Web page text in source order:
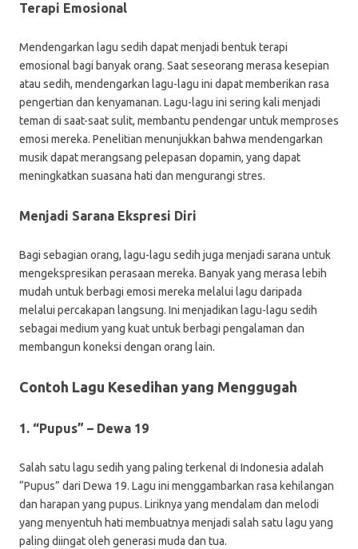
Terapi Emosional
Mendengarkan lagu sedih dapat menjadi bentuk terapi
emosional bagi banyak orang. Saat seseorang merasa kesepian
atau sedih, mendengarkan lagu-lagu ini dapat memberikan rasa
pengertian dan kenyamanan. Lagu-lagu ini sering kali menjadi
teman di saat-saat sulit, membantu pendengar untuk memproses
emosi mereka. Penelitian menunjukkan bahwa mendengarkan
musik dapat merangsang pelepasan dopamin, yang dapat
meningkatkan suasana hati dan mengurangi stres.
Menjadi Sarana Ekspresi Diri
Bagi sebagian orang, lagu-lagu sedih juga menjadi sarana untuk
mengekspresikan perasaan mereka. Banyak yang merasa lebih
mudah untuk berbagi emosi mereka melalui lagu daripada
melalui percakapan langsung. Ini menjadikan lagu-lagu sedih
sebagai medium yang kuat untuk berbagi pengalaman dan
membangun koneksi dengan orang lain.
Contoh Lagu Kesedihan yang Menggugah
1. “Pupus” – Dewa 19
Salah satu lagu sedih yang paling terkenal di Indonesia adalah
“Pupus” dari Dewa 19. Lagu ini menggambarkan rasa kehilangan
dan harapan yang pupus. Liriknya yang mendalam dan melodi
yang menyentuh hati membuatnya menjadi salah satu lagu yang
paling diingat oleh generasi muda dan tua.